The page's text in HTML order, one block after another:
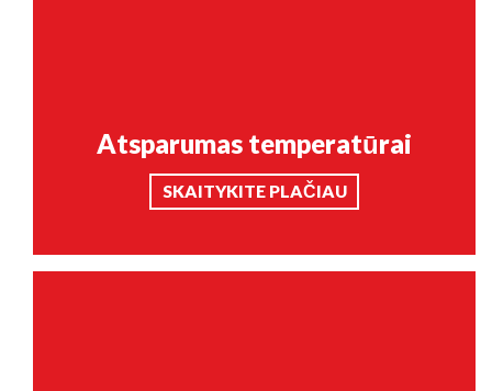
Atsparumas temperatūrai
SKAITYKITE PLAČIAU